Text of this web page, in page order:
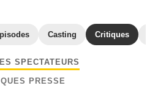
Casting Critiques
SPECTATEURS
PRESSE